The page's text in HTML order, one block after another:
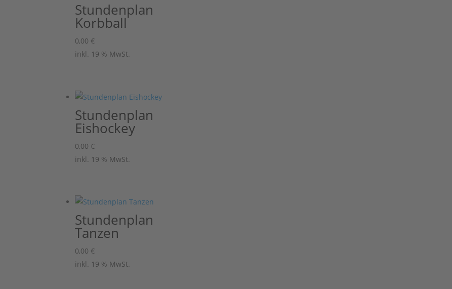
Stundenplan
Korbball
0,00 €
inkl. 19 % MwSt.
Stundenplan
Eishockey
0,00 €
inkl. 19 % MwSt.
Stundenplan
Tanzen
0,00 €
inkl. 19 % MwSt.